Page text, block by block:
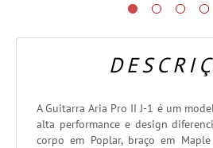
A Guitarra Aria Pro II J-1 é um
alta performance e design
corpo em Poplar, braço em